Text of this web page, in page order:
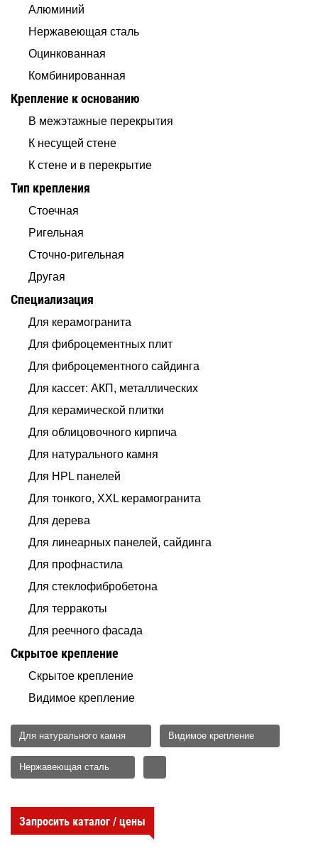
Алюминий
Нержавеющая сталь
Оцинкованная
Комбинированная
Крепление к основанию
В межэтажные перекрытия
К несущей стене
К стене и в перекрытие
Тип крепления
Стоечная
Ригельная
Сточно-ригельная
Другая
Специализация
Для керамогранита
Для фиброцементных плит
Для фиброцементного сайдинга
Для кассет: АКП, металлических
Для керамической плитки
Для облицовочного кирпича
Для натурального камня
Для HPL панелей
Для тонкого, XXL керамогранита
Для дерева
Для линеарных панелей, сайдинга
Для профнастила
Для стеклофибробетона
Для терракоты
Для реечного фасада
Скрытое крепление
Скрытое крепление
Видимое крепление
Для натурального камня Видимое крепление
Нержавеющая сталь
Запросить каталог / цены